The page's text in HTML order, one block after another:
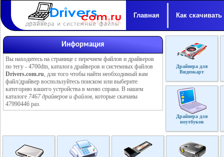
Главная Как скачивать
Информация
Вы находитесь на странице с перечнем файлов и драйверов
по тегу - 4700dtn, каталога драйверов и системных файлов
Drivers.com.ru, для того чтобы найти необходимый вам
файл/драйвер воспользуйтесь поиском или выберите
категорию вашего устройства в меню справа. В нашем
каталоге 7467 драйверов и файлов, которые скачаны
47990446 раз.
Драйвера для
Видеокарт
Драйвера для
ноутбуков